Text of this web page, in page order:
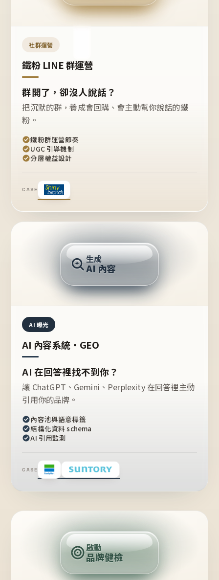
開團
嗎？
社群運營
鐵粉 LINE 群運營
群開了，卻沒人說話？
把沉默的群，養成會回購、會主動幫你說話的鐵
粉。
鐵粉群運營節奏
UGC 引導機制
分層權益設計
CASE
推薦的台灣品牌？
生成
AI 內容
AI 曝光
AI 內容系統・GEO
AI 在回答裡找不到你？
讓 ChatGPT、Gemini、Perplexity 在回答裡主動
引用你的品牌。
內容池與語意標籤
結構化資料 schema
AI 引用監測
CASE
定
點
啟動
品牌健檢